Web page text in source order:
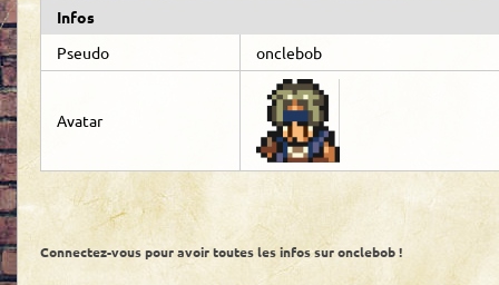
Infos
Pseudo
onclebob
Avatar
Connectez-vous pour avoir toutes les infos sur onclebob !